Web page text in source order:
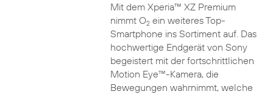
Mit dem Xperia™ XZ Premium
nimmt O2ein weiteres Top-
Smartphone ins Sortiment auf. Das
hochwertige Endgerät von Sony
begeistert mit der fortschrittlichen
Motion Eye™-Kamera, die
Bewegungen wahrnimmt, welche